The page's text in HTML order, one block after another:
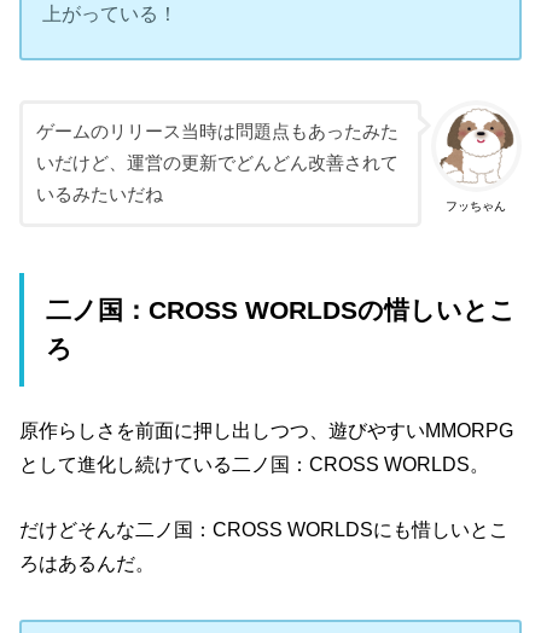
上がっている！
フッちゃん
ゲームのリリース当時は問題点もあったみた
いだけど、運営の更新でどんどん改善されて
いるみたいだね
二ノ国：CROSS WORLDSの惜しいとこ
ろ
原作らしさを前面に押し出しつつ、遊びやすいMMORPG
として進化し続けている二ノ国：CROSS WORLDS。
だけどそんな二ノ国：CROSS WORLDSにも惜しいとこ
ろはあるんだ。